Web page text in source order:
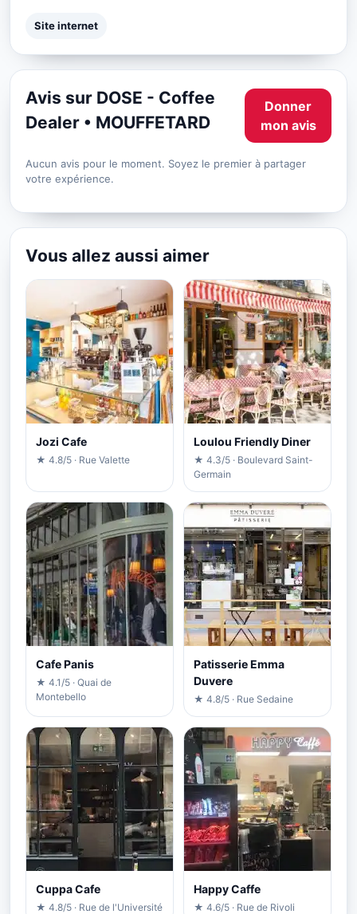
Site internet
Avis sur DOSE - Coffee
Dealer • MOUFFETARD
Donner
mon avis
Aucun avis pour le moment. Soyez le premier à partager
votre expérience.
Vous allez aussi aimer
Jozi Cafe
★ 4.8/5 · Rue Valette
Loulou Friendly Diner
★ 4.3/5 · Boulevard Saint-
Germain
Cafe Panis
★ 4.1/5 · Quai de
Montebello
Patisserie Emma
Duvere
★ 4.8/5 · Rue Sedaine
Cuppa Cafe
★ 4.8/5 · Rue de l'Université
Happy Caffe
★ 4.6/5 · Rue de Rivoli